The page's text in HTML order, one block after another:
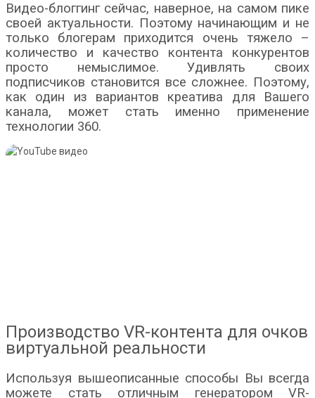
Видео-блоггинг сейчас, наверное, на самом пике
своей актуальности. Поэтому начинающим и не
только блогерам приходится очень тяжело –
количество и качество контента конкурентов
просто немыслимое. Удивлять своих
подписчиков становится все сложнее. Поэтому,
как один из вариантов креатива для Вашего
канала, может стать именно применение
технологии 360.
Производство VR-контента для очков
виртуальной реальности
Используя вышеописанные способы Вы всегда
можете стать отличным генератором VR-